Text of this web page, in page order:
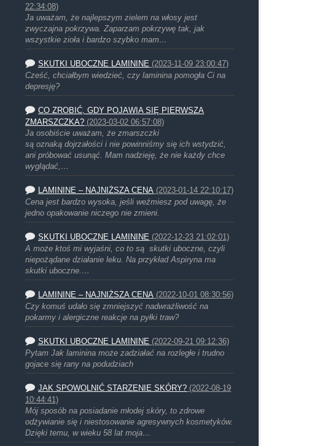
22:34:08)
Ja uważam, że najlepszym zielem na włosy jest
zwyczajna pokrzywa. Zaparzam pokrzywę tak, jak
wszystkie zioła i bardzo szybko mam…
SKUTKI UBOCZNE LAMININE (2023-11-09 23:00:47)
Cześć, chciałbym wiedzieć, czy laminina pomogła Ci na
depresję?
CO ZROBIĆ, GDY POJAWIA SIĘ PIERWSZA
ZMARSZCZKA? (2023-03-02 06:57:08)
Ja osobiście uważam, że zmarszczki
są oznaką dojrzałości i nie powinniśmy się ich wstydzić,
ani próbować usunąć. Mam nadzieję, że nie każdy chce
wyglądać,…
LAMININE – NAJNIŻSZA CENA (2023-01-14 22:10:17)
Cena jest bardzo wysoka, jeśli weźmiesz pod uwagę, że
jedno opakowanie niczego nie zmieni.
SKUTKI UBOCZNE LAMININE (2022-12-23 21:02:01)
A może ktoś mi wyjaśni, co to są skutki uboczne, czyli
niepożądane działanie leku. Na przykład Aspiryna ma
skutki uboczne.…
LAMININE – NAJNIŻSZA CENA (2022-10-01 08:30:56)
Czy komuś udało się zmniejszyć nadwrażliwość na
pokarmy i alergiczne reakcje na pyłki traw?
SKUTKI UBOCZNE LAMININE (2022-09-21 09:12:36)
Pytam Jak laminina może zadziałać na rozległe i trudno
gojace się rany na podudziach
JAK SPOWOLNIĆ STARZENIE SKÓRY? (2022-08-19
10:44:41)
Mój sposób na posiadanie młodej skóry, to zdrowe
odżywianie się i niestosowanie agresywnych kosmetyków.
Dzięki temu, w wieku 58 lat moja…